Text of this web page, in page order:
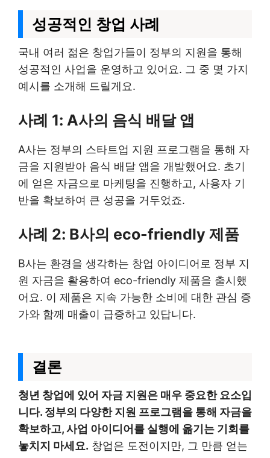
성공적인 창업 사례
국내 여러 젊은 창업가들이 정부의 지원을 통해
성공적인 사업을 운영하고 있어요. 그 중 몇 가지
예시를 소개해 드릴게요.
사례 1: A사의 음식 배달 앱
A사는 정부의 스타트업 지원 프로그램을 통해 자
금을 지원받아 음식 배달 앱을 개발했어요. 초기
에 얻은 자금으로 마케팅을 진행하고, 사용자 기
반을 확보하여 큰 성공을 거두었죠.
사례 2: B사의 eco-friendly 제품
B사는 환경을 생각하는 창업 아이디어로 정부 지
원 자금을 활용하여 eco-friendly 제품을 출시했
어요. 이 제품은 지속 가능한 소비에 대한 관심 증
가와 함께 매출이 급증하고 있답니다.
결론
청년 창업에 있어 자금 지원은 매우 중요한 요소입
니다. 정부의 다양한 지원 프로그램을 통해 자금을
확보하고, 사업 아이디어를 실행에 옮기는 기회를
놓치지 마세요. 창업은 도전이지만, 그 만큼 얻는